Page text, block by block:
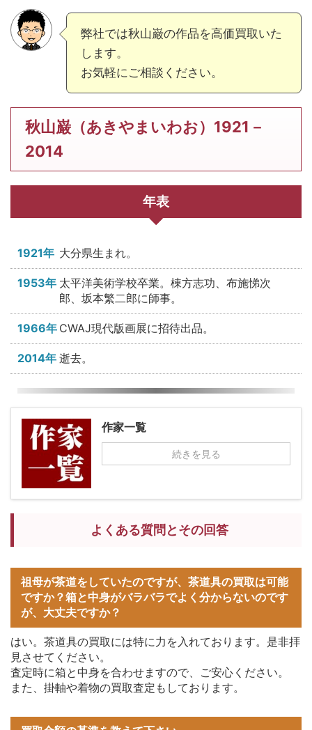
弊社では秋山巌の作品を高価買取いた
します。
お気軽にご相談ください。
秋山巌（あきやまいわお）1921－
2014
年表
1921年 大分県生まれ。
1953年 太平洋美術学校卒業。棟方志功、布施悌次
郎、坂本繁二郎に師事。
1966年 CWAJ現代版画展に招待出品。
2014年 逝去。
作家一覧
続きを見る
よくある質問とその回答
祖母が茶道をしていたのですが、茶道具の買取は可能
ですか？箱と中身がバラバラでよく分からないのです
が、大丈夫ですか？
はい。茶道具の買取には特に力を入れております。是非拝
見させてください。
査定時に箱と中身を合わせますので、ご安心ください。
また、掛軸や着物の買取査定もしております。